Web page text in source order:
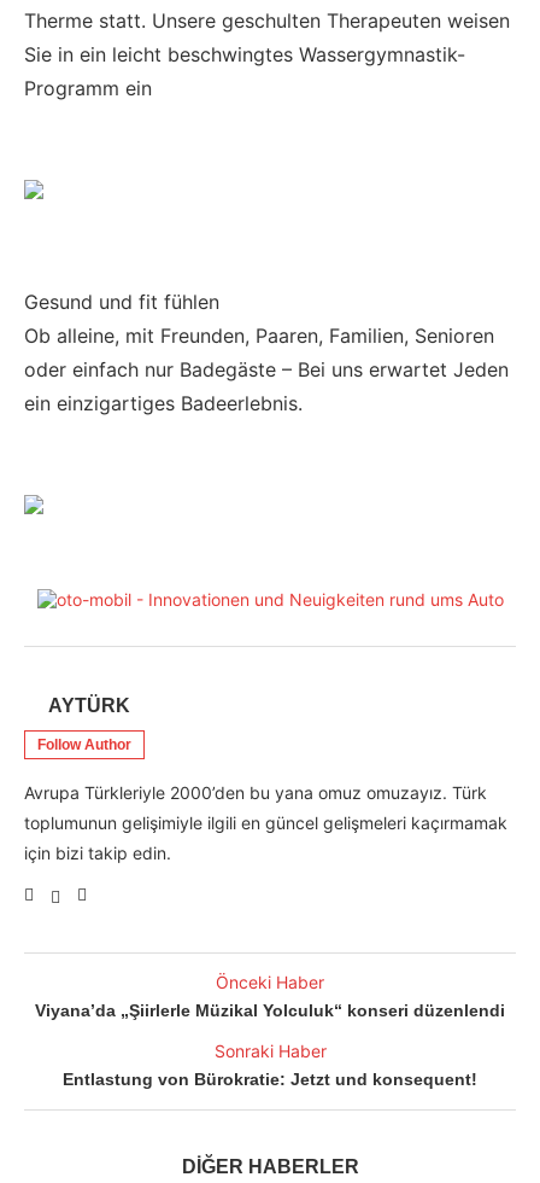
Therme statt. Unsere geschulten Therapeuten weisen
Sie in ein leicht beschwingtes Wassergymnastik-
Programm ein
Gesund und fit fühlen
Ob alleine, mit Freunden, Paaren, Familien, Senioren
oder einfach nur Badegäste – Bei uns erwartet Jeden
ein einzigartiges Badeerlebnis.
AYTÜRK
Follow Author
Avrupa Türkleriyle 2000’den bu yana omuz omuzayız. Türk
toplumunun gelişimiyle ilgili en güncel gelişmeleri kaçırmamak
için bizi takip edin.
Önceki Haber
Viyana’da „Şiirlerle Müzikal Yolculuk“ konseri düzenlendi
Sonraki Haber
Entlastung von Bürokratie: Jetzt und konsequent!
DİĞER HABERLER